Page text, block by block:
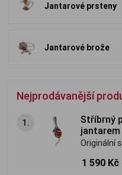
Jantarové prsteny
Jantarové brože
Nejprodávanější
1.
Stříbrný
Originální
myšky s
1 590 Kč